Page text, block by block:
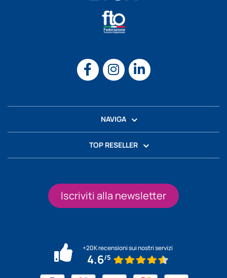
NAVIGA
TOP RESELLER
Iscriviti alla newsletter
+20K recensioni sui nostri servizi